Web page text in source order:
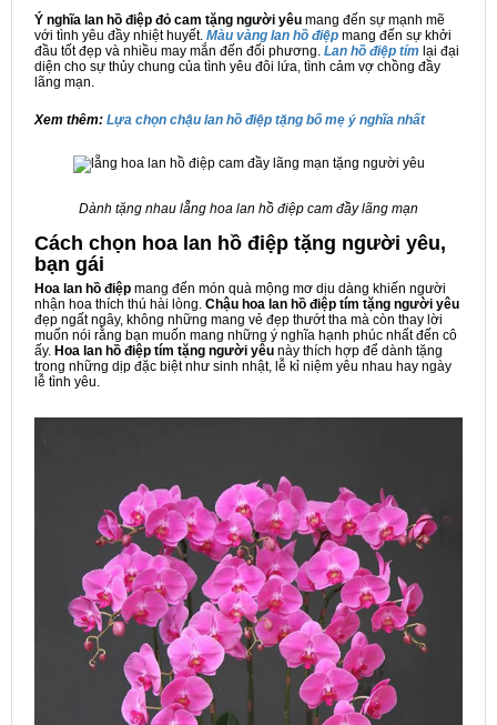
Ý nghĩa lan hồ điệp đỏ cam tặng người yêu mang đến sự mạnh mẽ
với tình yêu đầy nhiệt huyết. Màu vàng lan hồ điệp mang đến sự khởi
đầu tốt đẹp và nhiều may mắn đến đối phương. Lan hồ điệp tím lại đại
diện cho sự thủy chung của tình yêu đôi lứa, tình cảm vợ chồng đầy
lãng mạn.
Xem thêm: Lựa chọn chậu lan hồ điệp tặng bố mẹ ý nghĩa nhất
Dành tặng nhau lẵng hoa lan hồ điệp cam đầy lãng mạn
Cách chọn hoa lan hồ điệp tặng người yêu,
bạn gái
Hoa lan hồ điệp mang đến món quà mộng mơ dịu dàng khiến người
nhận hoa thích thú hài lòng. Chậu hoa lan hồ điệp tím tặng người yêu
đẹp ngất ngây, không những mang vẻ đẹp thướt tha mà còn thay lời
muốn nói rằng bạn muốn mang những ý nghĩa hạnh phúc nhất đến cô
ấy. Hoa lan hồ điệp tím tặng người yêu này thích hợp để dành tặng
trong những dịp đặc biệt như sinh nhật, lễ kỉ niệm yêu nhau hay ngày
lễ tình yêu.